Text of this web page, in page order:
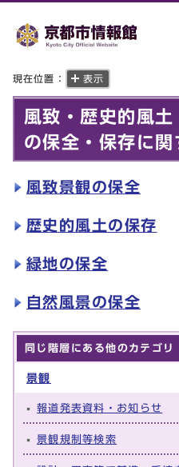
現在位置： 表示
風致・歴史的風
の保全・保存に
風致景観の保全
歴史的風土の保存
緑地の保全
自然風景の保全
同じ階層にある他のカテゴリ
景観
報道発表資料・お知らせ
景観規制等検索